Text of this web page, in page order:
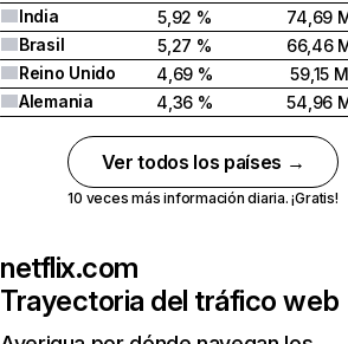
India
5,92 %
74,69
Brasil
5,27 %
66,46
Reino Unido
4,69 %
59,15 M
Alemania
4,36 % 54,96
Ver todos los países →
10 veces más información diaria. ¡Gratis!
netflix.com
Trayectoria del tráfico web